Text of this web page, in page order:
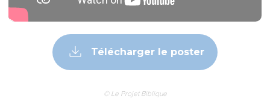
Télécharger le poster
© Le Projet Biblique